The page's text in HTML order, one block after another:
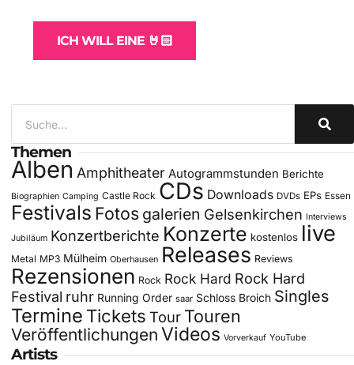
ICH WILL EINE 🤘🏻
Themen
Alben Amphitheater Autogrammstunden Berichte
Biographien Camping Castle Rock CDs Downloads DVDs EPs Essen
Festivals Fotos galerien Gelsenkirchen Interviews
Jubiläum Konzertberichte Konzerte kostenlos live
Metal MP3 Mülheim Oberhausen Releases Reviews
Rezensionen Rock Rock Hard Rock Hard
Festival ruhr Running Order saar Schloss Broich Singles
Termine Tickets Tour Touren
Veröffentlichungen Videos Vorverkauf YouTube
Artists